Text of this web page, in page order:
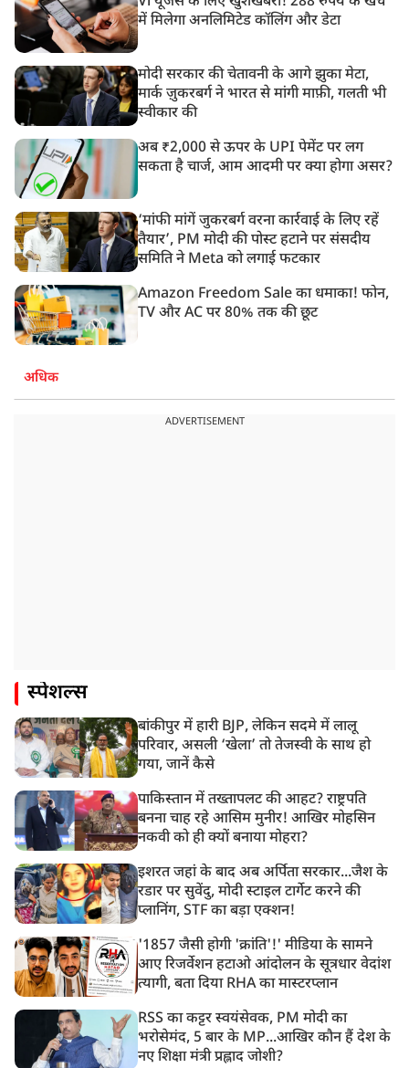
में मिलेगा अनलिमिटेड कॉलिंग और डेटा
मोदी सरकार की चेतावनी के आगे झुका मेटा,
मार्क ज़ुकरबर्ग ने भारत से मांगी माफ़ी, गलती भी
स्वीकार की
अब ₹2,000 से ऊपर के UPI पेमेंट पर लग
सकता है चार्ज, आम आदमी पर क्या होगा असर?
‘मांफी मांगें जुकरबर्ग वरना कार्रवाई के लिए रहें
तैयार’, PM मोदी की पोस्ट हटाने पर संसदीय
समिति ने Meta को लगाई फटकार
Amazon Freedom Sale का धमाका! फोन,
TV और AC पर 80% तक की छूट
अधिक
ADVERTISEMENT
स्पेशल्स
बांकीपुर में हारी BJP, लेकिन सदमे में लालू
परिवार, असली ‘खेला’ तो तेजस्वी के साथ हो
गया, जानें कैसे
पाकिस्तान में तख्तापलट की आहट? राष्ट्रपति
बनना चाह रहे आसिम मुनीर! आखिर मोहसिन
नकवी को ही क्यों बनाया मोहरा?
इशरत जहां के बाद अब अर्पिता सरकार...जैश के
रडार पर सुवेंदु, मोदी स्टाइल टार्गेट करने की
प्लानिंग, STF का बड़ा एक्शन!
'1857 जैसी होगी 'क्रांति'!' मीडिया के सामने
आए रिजर्वेशन हटाओ आंदोलन के सूत्रधार वेदांश
त्यागी, बता दिया RHA का मास्टरप्लान
RSS का कट्टर स्वयंसेवक, PM मोदी का
भरोसेमंद, 5 बार के MP...आखिर कौन हैं देश के
नए शिक्षा मंत्री प्रह्लाद जोशी?